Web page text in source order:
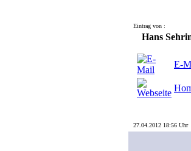
Eintrag von :
Hans
E-
27.04.2012 18:56 Uhr